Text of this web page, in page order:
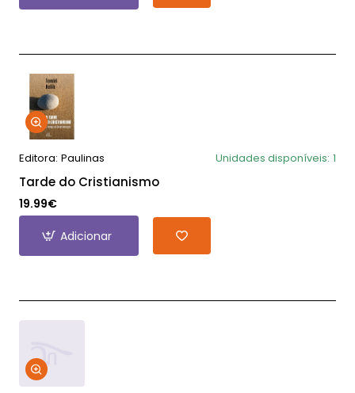
Editora: Paulinas Unidades disponíveis: 1
Tarde do Cristianismo
19.99€
Adicionar